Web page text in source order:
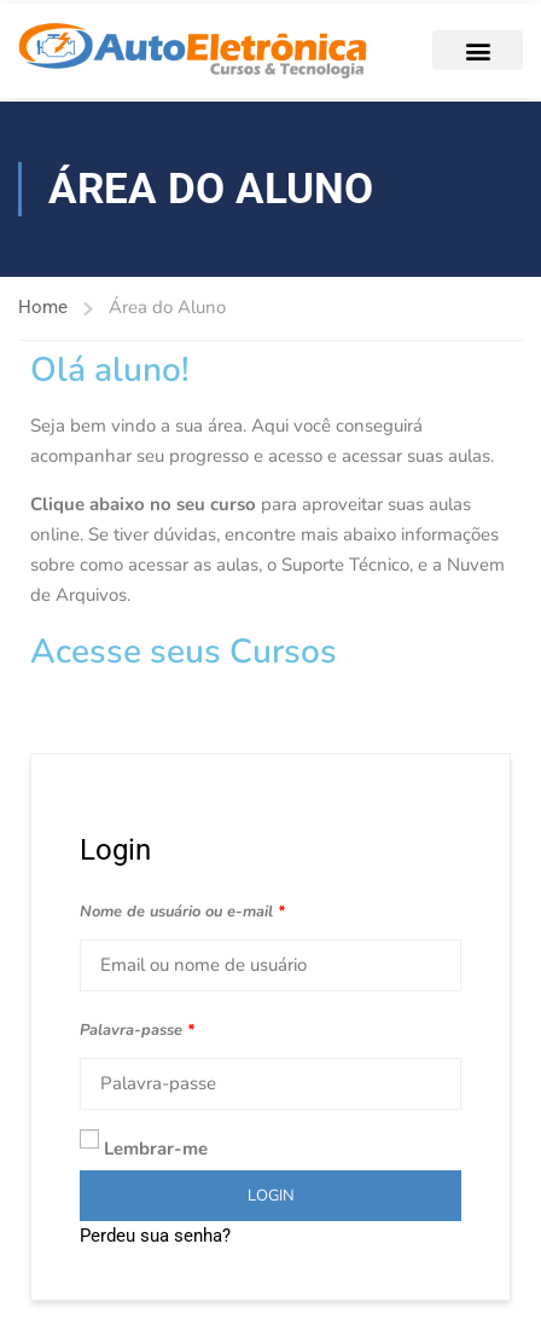
ÁREA DO ALUNO
Home Área do Aluno
Olá aluno!
Seja bem vindo a sua área. Aqui você conseguirá
acompanhar seu progresso e acesso e acessar suas aulas.
Clique abaixo no seu curso para aproveitar suas aulas
online. Se tiver dúvidas, encontre mais abaixo informações
sobre como acessar as aulas, o Suporte Técnico, e a Nuvem
de Arquivos.
Acesse seus Cursos
Login
Nome de usuário ou e-mail *
Palavra-passe *
Lembrar-me
LOGIN
Perdeu sua senha?